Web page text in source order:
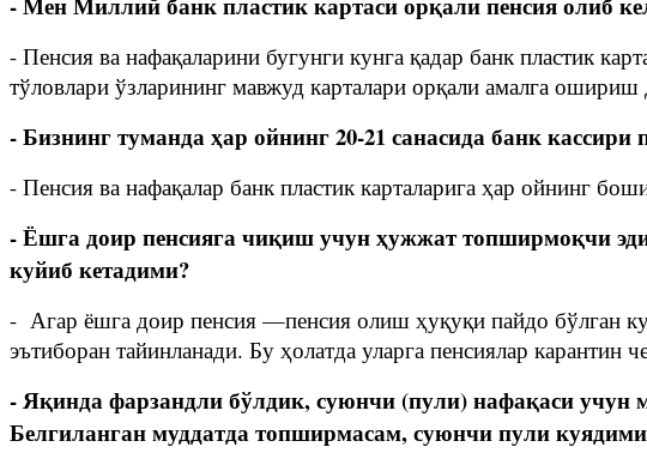
- Пенсия ва нафақаларини бугунги кунга қадар банк пластик
тўловлари ўзларининг мавжуд карталари орқали амалга ошириш
- Бизнинг туманда ҳар ойнинг 20-21 санасида банк
- Пенсия ва нафақалар банк пластик карталарига ҳар ойнинг
- Ёшга доир пенсияга чиқиш учун ҳужжат топширмоқчи
куйиб кетадими?
- Агар ёшга доир пенсия —пенсия олиш ҳуқуқи пайдо бўлган
эътиборан тайинланади. Бу ҳолатда уларга пенсиялар карантин
- Яқинда фарзандли бўлдик, суюнчи (пули) нафақаси
Белгиланган муддатда топширмасам, суюнчи пули